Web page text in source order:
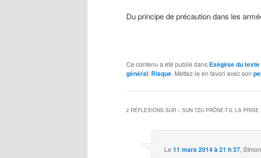
Du principe de précaution dans les
Ce contenu a été publié dans Exégèse du texte
général, Risque. Mettez-le en favori avec son
2 RÉFLEXIONS SUR « SUN TZU PRÔNE-T-IL LA PRISE
Le11 mars 2014 à 21 h 37,SImon